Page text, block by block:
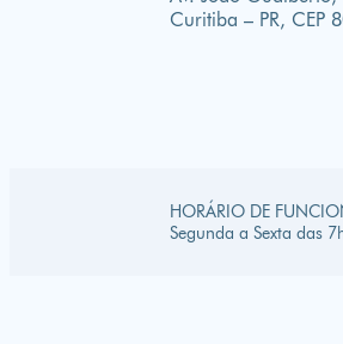
Curitiba – PR, CEP
HORÁRIO DE
Segunda a Sexta das